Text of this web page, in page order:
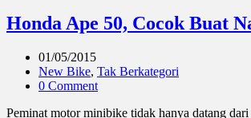
Honda Ape 50, Cocok Buat
01/05/2015
New Bike, Tak Berkategori
0 Comment
Peminat motor minibike tidak hanya datang